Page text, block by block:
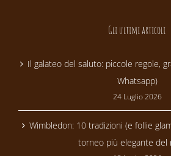
Gli ultimi articoli
Il galateo del saluto: piccole regole,
Whatsapp)
24 Luglio 2026
Wimbledon: 10 tradizioni (e follie
torneo più elegante del